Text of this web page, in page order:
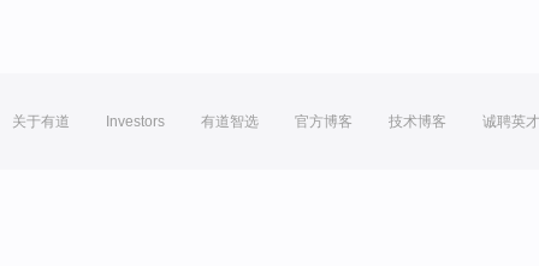
关于有道 Investors 有道智选 官方博客 技术博客 诚聘英才